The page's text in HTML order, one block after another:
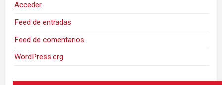
Acceder
Feed de entradas
Feed de comentarios
WordPress.org